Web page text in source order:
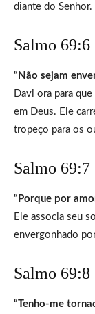
diante do Senhor.
Salmo 69:6
“Não sejam
Davi ora para
em Deus. Ele
tropeço para os
Salmo 69:7
“Porque por
Ele associa seu
envergonhado
Salmo 69:8
“Tenho-me